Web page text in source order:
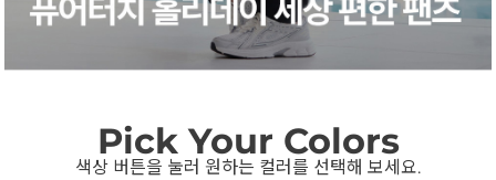
Pick Your Colors
색상 버튼을 눌러 원하는 컬러를 선택해 보세요.